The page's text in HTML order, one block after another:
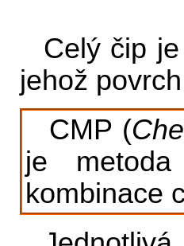
Celý čip
jehož
CMP (
je
kombinace